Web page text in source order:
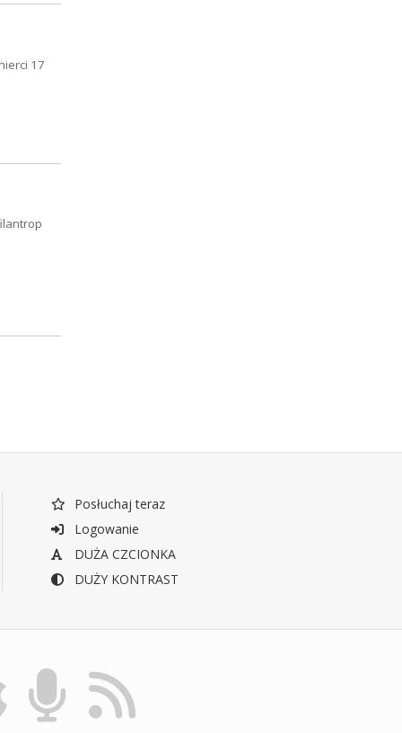
17
Posłuchaj teraz
Logowanie
DUŻA CZCIONKA
DUŻY KONTRAST